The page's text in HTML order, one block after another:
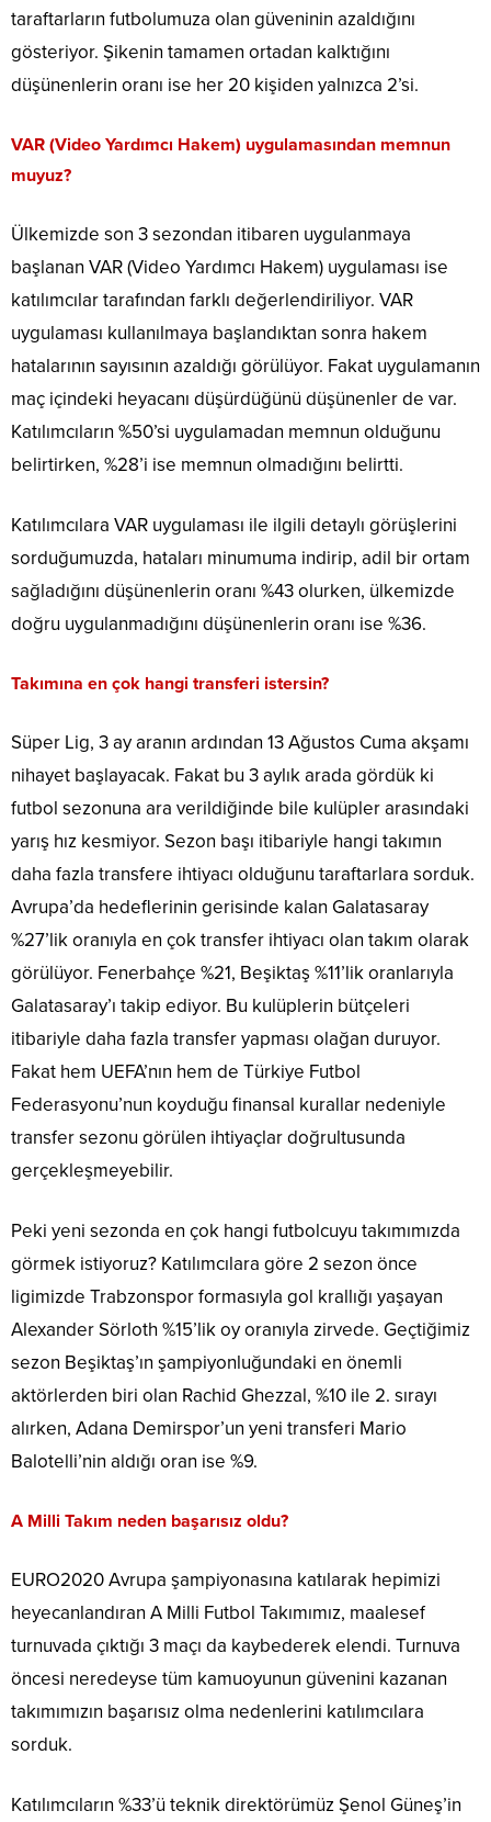
taraftarların futbolumuza olan güveninin azaldığını
gösteriyor. Şikenin tamamen ortadan kalktığını
düşünenlerin oranı ise her 20 kişiden yalnızca 2’si.
VAR (Video Yardımcı Hakem) uygulamasından memnun
muyuz?
Ülkemizde son 3 sezondan itibaren uygulanmaya
başlanan VAR (Video Yardımcı Hakem) uygulaması ise
katılımcılar tarafından farklı değerlendiriliyor. VAR
uygulaması kullanılmaya başlandıktan sonra hakem
hatalarının sayısının azaldığı görülüyor. Fakat uygulamanın
maç içindeki heyacanı düşürdüğünü düşünenler de var.
Katılımcıların %50’si uygulamadan memnun olduğunu
belirtirken, %28’i ise memnun olmadığını belirtti.
Katılımcılara VAR uygulaması ile ilgili detaylı görüşlerini
sorduğumuzda, hataları minumuma indirip, adil bir ortam
sağladığını düşünenlerin oranı %43 olurken, ülkemizde
doğru uygulanmadığını düşünenlerin oranı ise %36.
Takımına en çok hangi transferi istersin?
Süper Lig, 3 ay aranın ardından 13 Ağustos Cuma akşamı
nihayet başlayacak. Fakat bu 3 aylık arada gördük ki
futbol sezonuna ara verildiğinde bile kulüpler arasındaki
yarış hız kesmiyor. Sezon başı itibariyle hangi takımın
daha fazla transfere ihtiyacı olduğunu taraftarlara sorduk.
Avrupa’da hedeflerinin gerisinde kalan Galatasaray
%27’lik oranıyla en çok transfer ihtiyacı olan takım olarak
görülüyor. Fenerbahçe %21, Beşiktaş %11’lik oranlarıyla
Galatasaray’ı takip ediyor. Bu kulüplerin bütçeleri
itibariyle daha fazla transfer yapması olağan duruyor.
Fakat hem UEFA’nın hem de Türkiye Futbol
Federasyonu’nun koyduğu finansal kurallar nedeniyle
transfer sezonu görülen ihtiyaçlar doğrultusunda
gerçekleşmeyebilir.
Peki yeni sezonda en çok hangi futbolcuyu takımımızda
görmek istiyoruz? Katılımcılara göre 2 sezon önce
ligimizde Trabzonspor formasıyla gol krallığı yaşayan
Alexander Sörloth %15’lik oy oranıyla zirvede. Geçtiğimiz
sezon Beşiktaş’ın şampiyonluğundaki en önemli
aktörlerden biri olan Rachid Ghezzal, %10 ile 2. sırayı
alırken, Adana Demirspor’un yeni transferi Mario
Balotelli’nin aldığı oran ise %9.
A Milli Takım neden başarısız oldu?
EURO2020 Avrupa şampiyonasına katılarak hepimizi
heyecanlandıran A Milli Futbol Takımımız, maalesef
turnuvada çıktığı 3 maçı da kaybederek elendi. Turnuva
öncesi neredeyse tüm kamuoyunun güvenini kazanan
takımımızın başarısız olma nedenlerini katılımcılara
sorduk.
Katılımcıların %33’ü teknik direktörümüz Şenol Güneş’in